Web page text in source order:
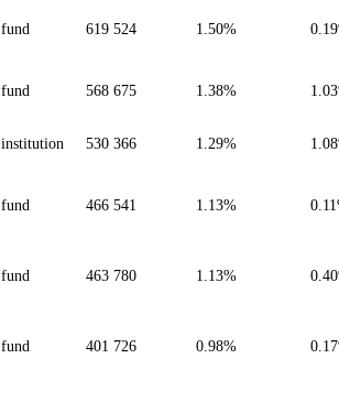
fund 619 524 1.50%
fund 568 675 1.38%
institution 530 366 1.29%
fund 466 541 1.13%
fund 463 780 1.13%
fund 401 726 0.98%